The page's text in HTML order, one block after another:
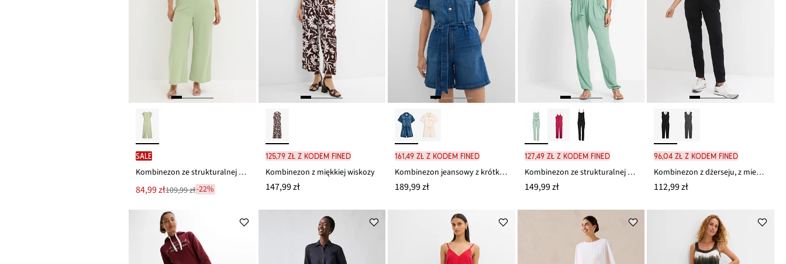
SALE
Kombinezon ze strukturalnej krepy
Nowa
cena
to
84,99 zł
Przeceniono
109,99 zł
109,99 zł-22%
125,79 zł z kodem FINED
Kombinezon z miękkiej wiskozy
147,99 zł
161,49 zł z kodem FINED
Kombinezon jeansowy z krótkim rękawem
189,99 zł
127,49 zł z kodem FINED
Kombinezon ze strukturalnej wiskozy
149,99 zł
96,04 zł z kodem FINED
Kombinezon z dżerseju, z mieszanki bawełny
112,99 zł